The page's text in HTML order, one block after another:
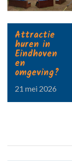
Attractie
huren in
Eindhoven
en
omgeving?
21 mei 2026